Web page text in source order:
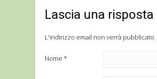
Lascia una risposta
L'indirizzo email non verrà pubblicato.
Nome *